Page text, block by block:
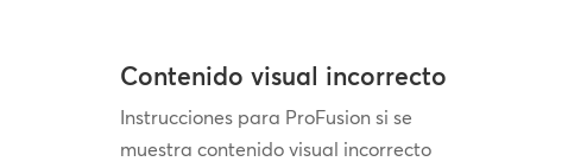
Contenido visual incorrecto
Instrucciones para ProFusion si se
muestra contenido visual incorrecto